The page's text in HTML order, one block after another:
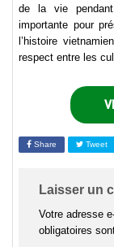
de la vie
importante pour
l’histoire
respect entre les
Share Tweet
Laisser un
Votre adresse
obligatoires